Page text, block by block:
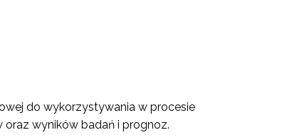
do wykorzystywania w procesie
oraz wyników badań i prognoz.